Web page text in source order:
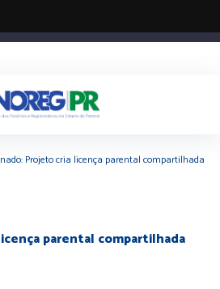
Projeto cria licença parental compartilhada
parental compartilhada